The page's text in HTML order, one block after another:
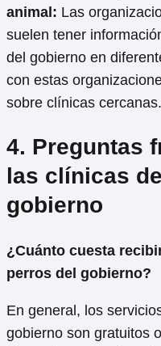
animal: Las
suelen tener
del gobierno en
con estas
sobre clínicas cercanas.
4. Preguntas
las clínicas
gobierno
¿Cuánto cuesta
perros del gobierno?
En general, los
gobierno son gratuitos